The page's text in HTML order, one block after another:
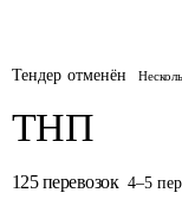
Тендер отменён
ТНП
125 перевозок 4–5